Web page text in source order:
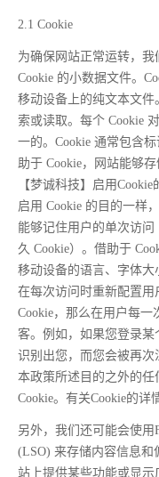
2.1 Cookie
为确保网站正常运转，
Cookie 的小数据文件。
移动设备上的纯文本文件
索或读取。每个 Cookie
一的。Cookie 通常包含
助于 Cookie，网站能够
【梦诚科技】启用
启用 Cookie 的目的一样
能够记住用户的单次访问
久 Cookie）。借助于
移动设备的语言、字体
在每次访问时重新配置用
Cookie，那么在用户每
客。例如，如果您登录
识别出您，而您会被再次
本政策所述目的之外的
Cookie。有关Cookie的详
另外，我们还可能会使用
(LSO) 来存储内容信息和
站上提供某些功能或显示